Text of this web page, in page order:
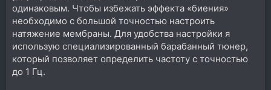
одинаковым. Чтобы избежать эффекта «биения»
необходимо с большой точностью настроить
натяжение мембраны. Для удобства настройки я
использую специализированный барабанный тюнер,
который позволяет определить частоту с точностью
до 1 Гц.